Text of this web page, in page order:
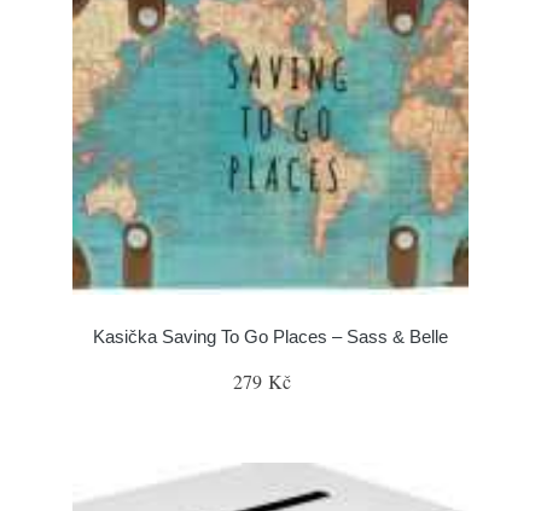
Kasička Saving To Go Places – Sass & Belle
279 Kč